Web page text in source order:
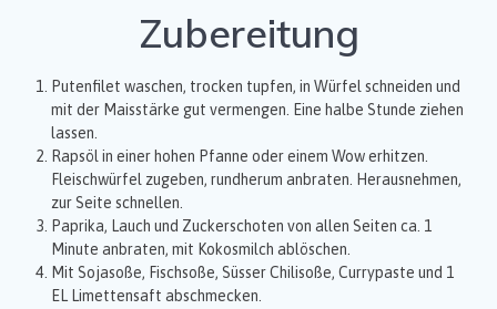
Zubereitung
Putenfilet waschen, trocken tupfen, in Würfel schneiden und
mit der Maisstärke gut vermengen. Eine halbe Stunde ziehen
lassen.
Rapsöl in einer hohen Pfanne oder einem Wow erhitzen.
Fleischwürfel zugeben, rundherum anbraten. Herausnehmen,
zur Seite schnellen.
Paprika, Lauch und Zuckerschoten von allen Seiten ca. 1
Minute anbraten, mit Kokosmilch ablöschen.
Mit Sojasoße, Fischsoße, Süsser Chilisoße, Currypaste und 1
EL Limettensaft abschmecken.